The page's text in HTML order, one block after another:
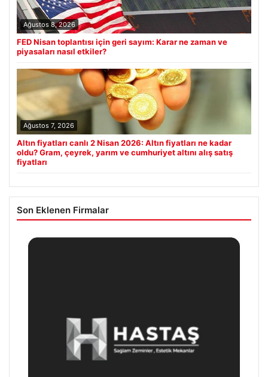
Ağustos 8, 2026
FED Nisan toplantısı için geri sayım: Karar ne zaman ve
piyasaları nasıl etkiler?
Ağustos 7, 2026
Altın fiyatları canlı 2 Nisan 2026: Altın fiyatları ne kadar
oldu? Gram, çeyrek, yarım ve cumhuriyet altını alış satış
fiyatları
Son Eklenen Firmalar